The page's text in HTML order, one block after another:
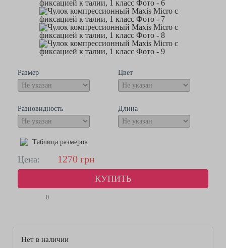
Размер Цвет
Разновидность Длина
Таблица размеров
Цена: 1270 грн
КУПИТЬ
0
Нет в наличии